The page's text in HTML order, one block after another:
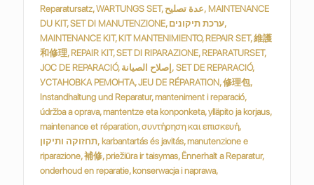
Reparatursatz, WARTUNGS SET, عدة تصليح, MAINTENANCE
DU KIT, SET DI MANUTENZIONE, ערכת תיקונים,
MAINTENANCE KIT, KIT MANTENIMIENTO, REPAIR SET, 維護
和修理, REPAIR KIT, SET DI RIPARAZIONE, REPARATURSET,
JOC DE REPARACIÓ, إصلاح الصيانة, SET DE REPARACIÓ,
УСТАНОВКА РЕМОНТА, JEU DE RÉPARATION, 修理包,
Instandhaltung und Reparatur, manteniment i reparació,
údržba a oprava, mantentze eta konponketa, ylläpito ja korjaus,
maintenance et réparation, συντήρηση και επισκευή,
תחזוקה ותיקון, karbantartás és javitás, manutenzione e
riparazione, 補修, priežiūra ir taisymas, Ënnerhalt a Reparatur,
onderhoud en reparatie, konserwacja i naprawa,